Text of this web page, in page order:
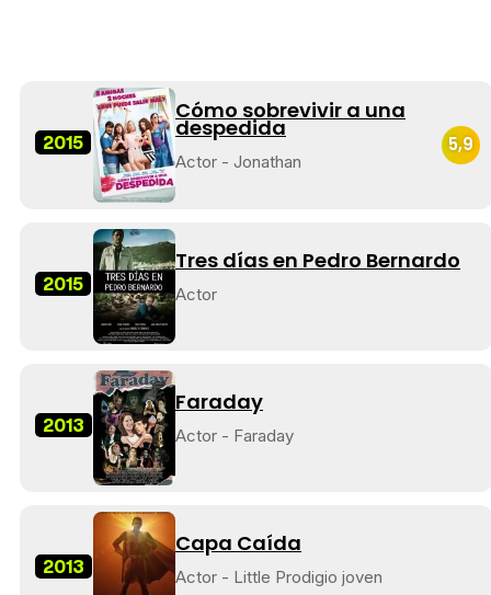
2015
Cómo sobrevivir a una
despedida
Actor - Jonathan
5,9
2015
Tres días en Pedro Bernardo
Actor
2013
Faraday
Actor - Faraday
2013
Capa Caída
Actor - Little Prodigio joven